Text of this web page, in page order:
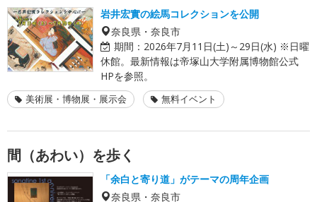
岩井宏實の絵馬コレクションを公開
奈良県・奈良市
期間： 2026年7月11日(土)～29日(水) ※日曜
休館。最新情報は帝塚山大学附属博物館公式
HPを参照。
美術展・博物展・展示会 無料イベント
間（あわい）を歩く
「余白と寄り道」がテーマの周年企画
奈良県・奈良市